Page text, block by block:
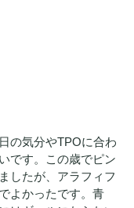
の気分やTPOに合わ
です。この歳でピン
したが、アラフィフ
よかったです。青